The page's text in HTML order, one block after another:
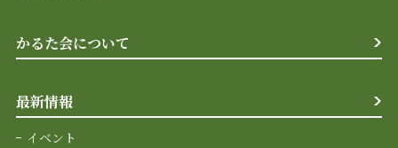
かるた会について
最新情報
イベント